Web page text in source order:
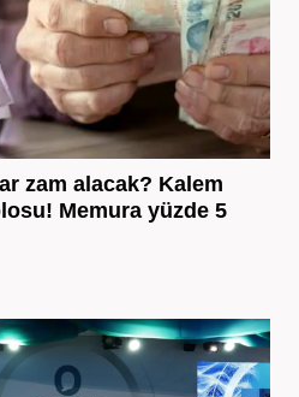
zam alacak? Kalem
Memura yüzde 5